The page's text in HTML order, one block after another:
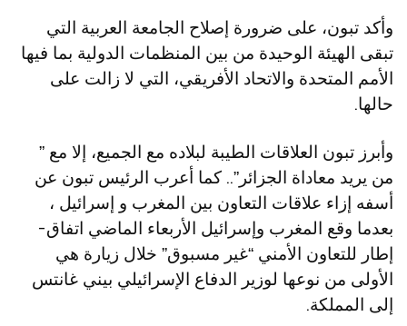
وأكد تبون، على ضرورة إصلاح الجامعة العربية التي
تبقى الهيئة الوحيدة من بين المنظمات الدولية بما فيها
الأمم المتحدة والاتحاد الأفريقي، التي لا زالت على
حالها.
وأبرز تبون العلاقات الطيبة لبلاده مع الجميع، إلا مع ”
من يريد معاداة الجزائر”.. كما أعرب الرئيس تبون عن
أسفه إزاء علاقات التعاون بين المغرب و إسرائيل ،
بعدما وقع المغرب وإسرائيل الأربعاء الماضي اتفاق-
إطار للتعاون الأمني “غير مسبوق” خلال زيارة هي
الأولى من نوعها لوزير الدفاع الإسرائيلي بيني غانتس
إلى المملكة.